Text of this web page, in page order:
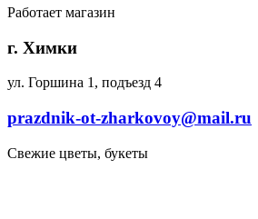
Работает магазин
г. Химки
ул. Горшина 1, подъезд 4
prazdnik-ot-zharkovoy@mail.ru
Свежие цветы, букеты